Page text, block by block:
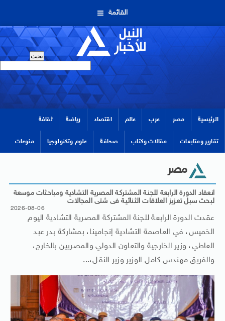
القائمة
الرئيسية مصر عرب عالم اقتصاد رياضة ثقافة
تقارير ومتابعات مقالات وكتاب صحافة علوم وتكنولوجيا منوعات
مصر
انعقاد الدورة الرابعة للجنة المشتركة المصرية التشادية ومباحثات موسعة
لبحث سبل تعزيز العلاقات الثنائية فى شتى المجالات
2026-08-06
عقدت الدورة الرابعة للجنة المشتركة المصرية التشادية اليوم
الخميس، في العاصمة التشادية إنجامينا، بمشاركة بدر عبد
العاطي، وزير الخارجية والتعاون الدولي والمصريين بالخارج،
والفريق مهندس كامل الوزير وزير النقل،...